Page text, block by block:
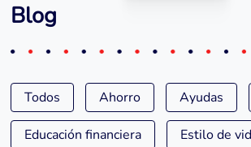
Blog
Todos Ahorro Ayudas
Educación financiera Estilo de